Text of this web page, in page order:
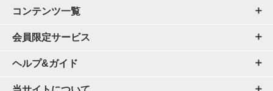
コンテンツ一覧
会員限定サービス
ヘルプ&ガイド